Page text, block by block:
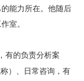
能力所在。他随后
室。
有的负责分析案
）、日常咨询，有